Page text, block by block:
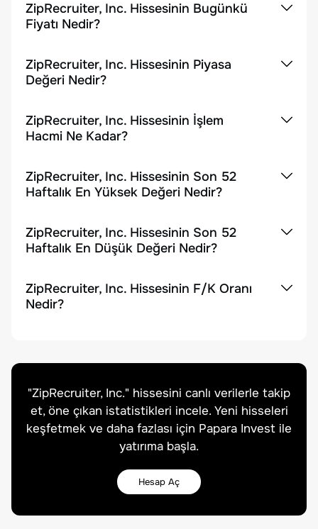
ZipRecruiter, Inc. Hissesinin Bugünkü
Fiyatı Nedir?
ZipRecruiter, Inc. Hissesinin Piyasa
Değeri Nedir?
ZipRecruiter, Inc. Hissesinin İşlem
Hacmi Ne Kadar?
ZipRecruiter, Inc. Hissesinin Son 52
Haftalık En Yüksek Değeri Nedir?
ZipRecruiter, Inc. Hissesinin Son 52
Haftalık En Düşük Değeri Nedir?
ZipRecruiter, Inc. Hissesinin F/K Oranı
Nedir?
"ZipRecruiter, Inc." hissesini canlı verilerle takip
et, öne çıkan istatistikleri incele. Yeni hisseleri
keşfetmek ve daha fazlası için Papara Invest ile
yatırıma başla.
Hesap Aç